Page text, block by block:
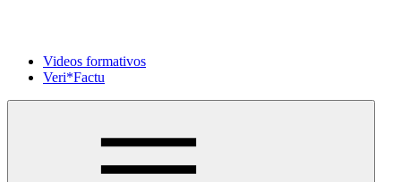
Videos formativos
Veri*Factu